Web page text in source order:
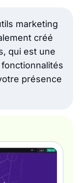
marketing
créé
qui est une
présence